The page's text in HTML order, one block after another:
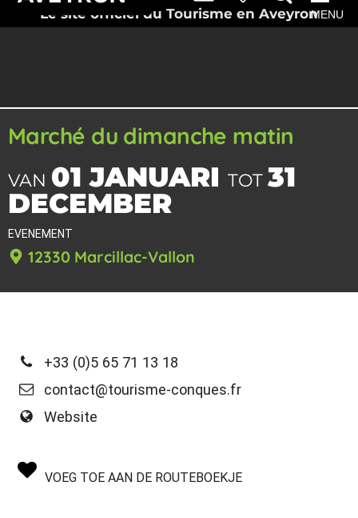
Le site officiel du Tourisme en AveyronMENU
Marché du dimanche matin
VAN 01 JANUARI TOT 31
DECEMBER
EVENEMENT
12330 Marcillac-Vallon
+33 (0)5 65 71 13 18
contact@tourisme-conques.fr
Website
VOEG TOE AAN DE ROUTEBOEKJE